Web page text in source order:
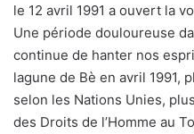
le 12 avril 1991 a ouvert la
Une période douloureuse
continue de hanter nos
lagune de Bè en avril 1991,
selon les Nations Unies,
des Droits de l’Homme au